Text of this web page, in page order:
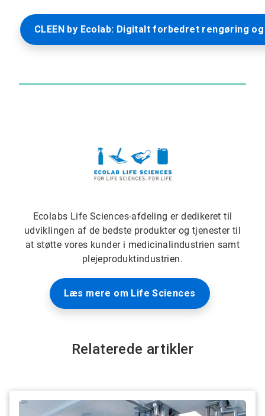
CLEEN by Ecolab: Digitalt forbedret rengøring
Ecolabs Life Sciences-afdeling er dedikeret til
udviklingen af de bedste produkter og tjenester til
at støtte vores kunder i medicinalindustrien samt
plejeproduktindustrien.
Læs mere om Life Sciences
Relaterede artikler